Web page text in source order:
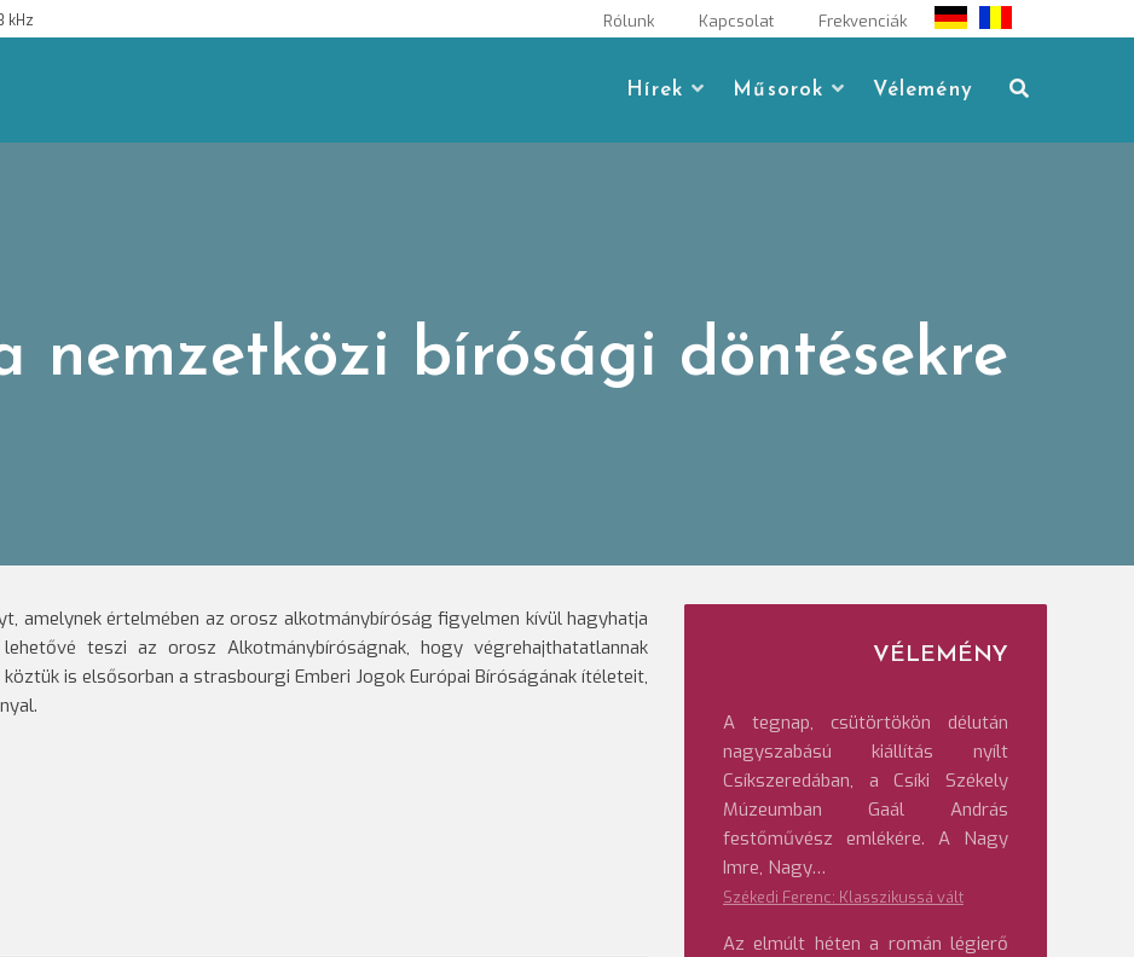
kHz Rólunk Kapcsolat Frekvenciák
Hírek Műsorok Vélemény
nemzetközi bírósági döntésekre
amelynek értelmében az orosz alkotmánybíróság figyelmen kívül hagyhatja
teszi az orosz Alkotmánybíróságnak, hogy végrehajthatatlannak
is elsősorban a strasbourgi Emberi Jogok Európai Bíróságának ítéleteit,
VÉLEMÉNY
A tegnap, csütörtökön délután
nagyszabású kiállítás nyílt
Csíkszeredában, a Csíki Székely
Múzeumban Gaál András
festőművész emlékére. A Nagy
Imre, Nagy…
Székedi Ferenc: Klasszikussá vált
Az elmúlt héten a román légierő